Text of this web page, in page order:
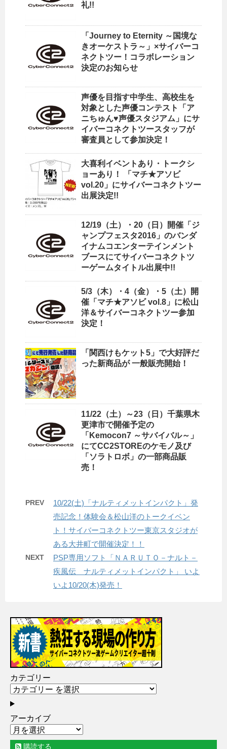
礼!!
「Journey to Eternity ～国境な
きオーケストラ～」×サイバーコ
ネクトツー！コラボレーション
決定のお知らせ
声優を目指す中学生、高校生を
対象とした声優コンテスト「ア
ニちゅん♥声優スタジアム」にサ
イバーコネクトツースタッフが
審査員として参加決定！
大喜利イベントあり・トークシ
ョーあり！ 「マチ★アソビ
vol.20」にサイバーコネクトツー
出展決定!!
12/19（土）・20（日）開催「ジ
ャンプフェスタ2016」のバンダ
イナムコエンターテインメント
ブースにてサイバーコネクトツ
ーゲームタイトル出展中!!
5/3（木）・4（金）・5（土）開
催「マチ★アソビ vol.8」に松山
洋＆サイバーコネクトツー参加
決定！
「関西けもケット5」で大好評だ
った新商品が 一般販売開始！
11/22（土）～23（日）千葉県木
更津市で開催予定の
「Kemocon7 ～サバイバル～」
にてCC2STOREのケモノ及び
「ソラトロボ」の一部商品販
売！
PREV
10/22(土)「ナルティメットインパクト」発
売記念！体験会＆松山洋のトークイベン
ト！サイバーコネクトツー東京スタジオが
ある大井町で開催決定！！
NEXT
PSP専用ソフト「ＮＡＲＵＴＯ－ナルト－
疾風伝 ナルティメットインパクト」 いよ
いよ10/20(木)発売！
カテゴリー
アーカイブ
購読する